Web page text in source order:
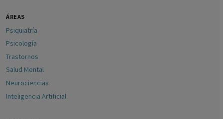
ÁREAS
Psiquiatría
Psicología
Trastornos
Salud Mental
Neurociencias
Inteligencia Artificial